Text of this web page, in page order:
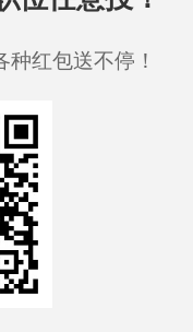
红包送不停！